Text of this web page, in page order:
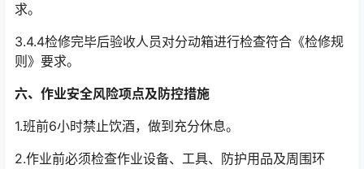
求。
3.4.4检修完毕后验收人员对分动箱进行检查符合《检修规
则》要求。
六、作业安全风险项点及防控措施
1.班前6小时禁止饮酒，做到充分休息。
2.作业前必须检查作业设备、工具、防护用品及周围环